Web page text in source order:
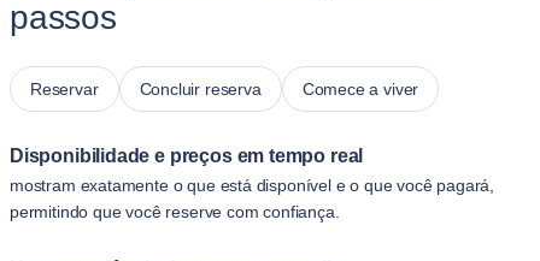
passos
Reservar Concluir reserva Comece a viver
Disponibilidade e preços em tempo real
mostram exatamente o que está disponível e o que você pagará,
permitindo que você reserve com confiança.